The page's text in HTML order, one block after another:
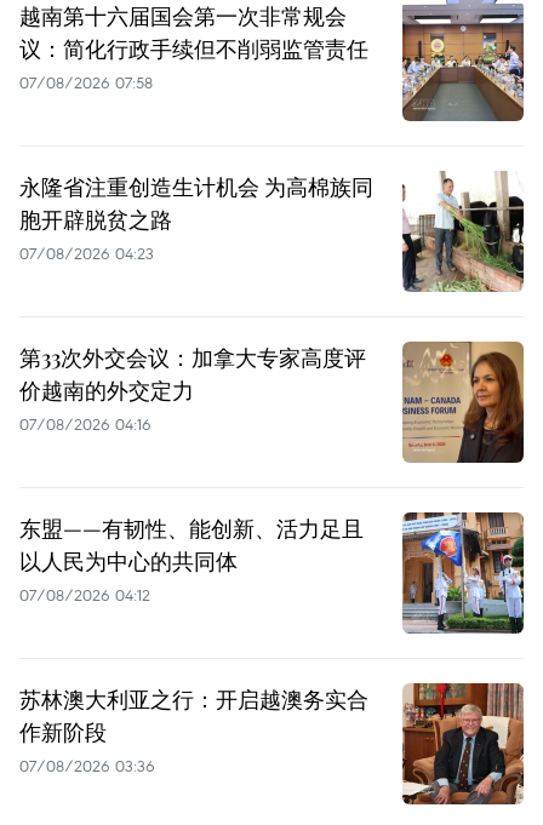
越南第十六届国会第一次非常规会
议：简化行政手续但不削弱监管责任
07/08/2026 07:58
永隆省注重创造生计机会 为高棉族同
胞开辟脱贫之路
07/08/2026 04:23
第33次外交会议：加拿大专家高度评
价越南的外交定力
07/08/2026 04:16
东盟——有韧性、能创新、活力足且
以人民为中心的共同体
07/08/2026 04:12
苏林澳大利亚之行：开启越澳务实合
作新阶段
07/08/2026 03:36